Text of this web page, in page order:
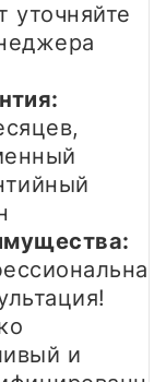
уточняйте
и